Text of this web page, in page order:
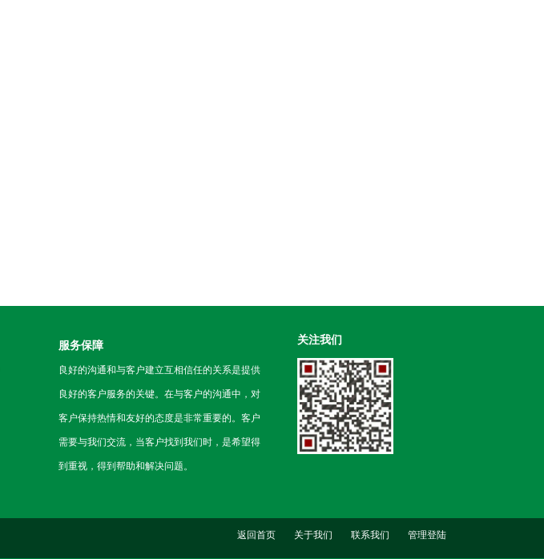
服务保障
良好的沟通和与客户建立互相信任的关系是提供
良好的客户服务的关键。在与客户的沟通中，对
客户保持热情和友好的态度是非常重要的。客户
需要与我们交流，当客户找到我们时，是希望得
到重视，得到帮助和解决问题。
关注我们
返回首页 关于我们 联系我们 管理登陆